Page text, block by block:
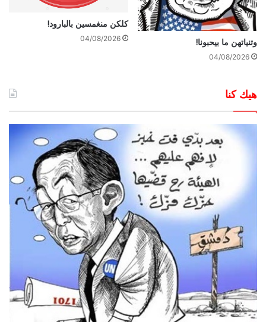
وتنياتهن ما بيحبونا!
04/08/2026
كلكن منغمسين بالبارود!
04/08/2026
هيك كنا